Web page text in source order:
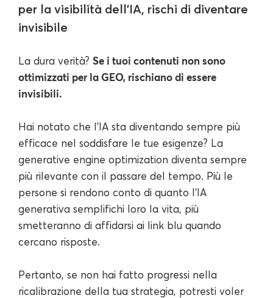
per la visibilità dell'IA, rischi di diventare
invisibile
La dura verità? Se i tuoi contenuti non sono
ottimizzati per la GEO, rischiano di essere
invisibili.
Hai notato che l'IA sta diventando sempre più
efficace nel soddisfare le tue esigenze? La
generative engine optimization diventa sempre
più rilevante con il passare del tempo. Più le
persone si rendono conto di quanto l'IA
generativa semplifichi loro la vita, più
smetteranno di affidarsi ai link blu quando
cercano risposte.
Pertanto, se non hai fatto progressi nella
ricalibrazione della tua strategia, potresti voler